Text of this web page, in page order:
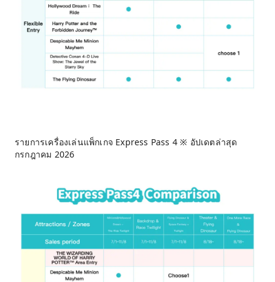
รายการเครื่องเล่นแพ็กเกจ Express Pass 4 ※ อัปเดตล่าสุด
กรกฎาคม 2026